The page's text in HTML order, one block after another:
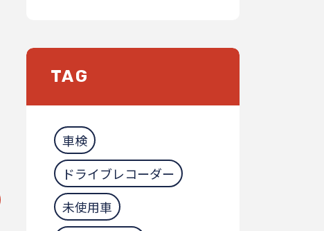
TAG
車検
ドライブレコーダー
未使用車